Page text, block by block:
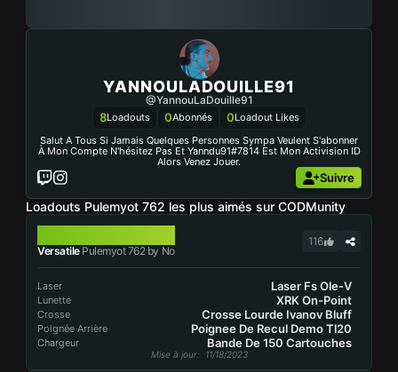
YANNOULADOUILLE91
@YannouLaDouille91
8Loadouts 0Abonnés 0Loadout Likes
Salut A Tous Si Jamais Quelques Personnes Sympa Veulent S'abonner
À Mon Compte N'hésitez Pas Et Yanndu91#7814 Est Mon Activision ID
Alors Venez Jouer.
Suivre
Loadouts Pulemyot 762 les plus aimés sur CODMunity
VersatilePulemyot 762 by No
116
Laser Laser Fs Ole-V
Lunette XRK On-Point
Crosse Crosse Lourde Ivanov Bluff
Poignée Arrière Poignee De Recul Demo Tl20
Chargeur Bande De 150 Cartouches
Mise à jour: 11/18/2023